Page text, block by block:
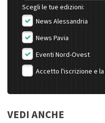
Scegli le tue edizioni:
News Alessandria
News Pavia
Eventi Nord-Ovest
Accetto l'iscrizione e la
VEDI ANCHE